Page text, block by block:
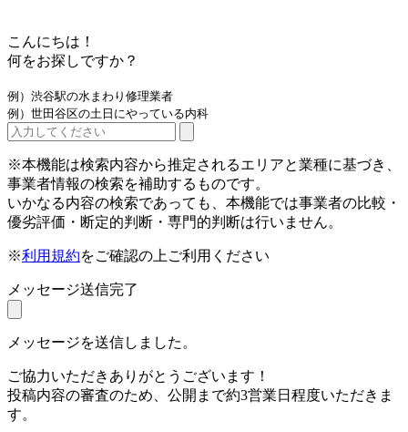
こんにちは！
何をお探しですか？
例）渋谷駅の水まわり修理業者
例）世田谷区の土日にやっている内科
※本機能は検索内容から推定されるエリアと業種に基づき、
事業者情報の検索を補助するものです。
いかなる内容の検索であっても、本機能では事業者の比較・
優劣評価・断定的判断・専門的判断は行いません。
※利用規約をご確認の上ご利用ください
メッセージ送信完了
メッセージを送信しました。
ご協力いただきありがとうございます！
投稿内容の審査のため、公開まで約3営業日程度いただきま
す。